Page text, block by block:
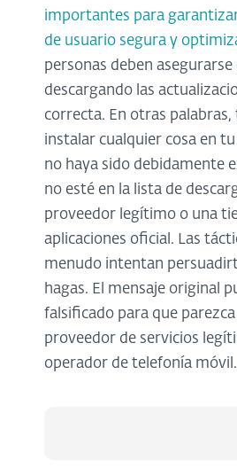
importantes para
de usuario segura y
personas deben asegurarse
descargando las
correcta. En otras palabras,
instalar cualquier cosa en
no haya sido debidamente
no esté en la lista de
proveedor legítimo o una
aplicaciones oficial. Las
menudo intentan
hagas. El mensaje original
falsificado para que
proveedor de servicios
operador de telefonía móvil.